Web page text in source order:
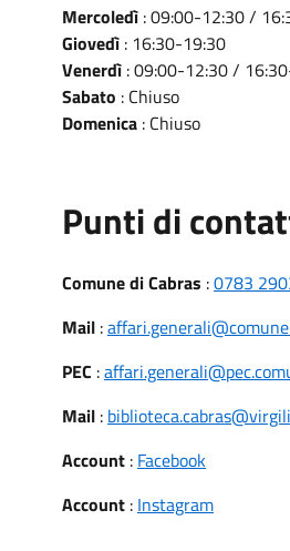
Mercoledì : 09:00-12:30 /
Giovedì : 16:30-19:30
Venerdì : 09:00-12:30 /
Sabato : Chiuso
Domenica : Chiuso
Punti di
Comune di Cabras :0783
Mail :
PEC :
Mail :
Account : Facebook
Account : Instagram